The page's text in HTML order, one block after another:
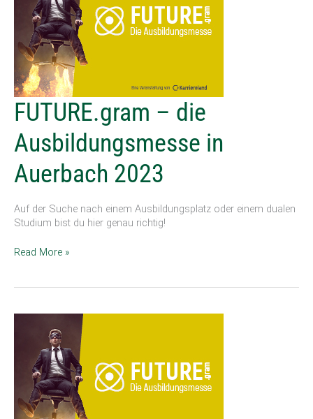
FUTURE.gram – die
Ausbildungsmesse in
Auerbach 2023
Auf der Suche nach einem Ausbildungsplatz oder einem dualen
Studium bist du hier genau richtig!
FUTURE.gram
–
die
Ausbildungsmesse
Auerbach
Read More »